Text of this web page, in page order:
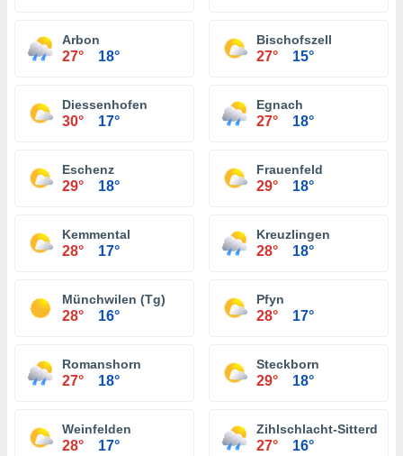
Arbon
27° 18°
Bischofszell
27° 15°
Diessenhofen
30° 17°
Egnach
27° 18°
Eschenz
29° 18°
Frauenfeld
29° 18°
Kemmental
28° 17°
Kreuzlingen
28° 18°
Münchwilen (Tg)
28° 16°
Pfyn
28° 17°
Romanshorn
27° 18°
Steckborn
29° 18°
Weinfelden
28° 17°
Zihlschlacht-Sitterdorf
27° 16°